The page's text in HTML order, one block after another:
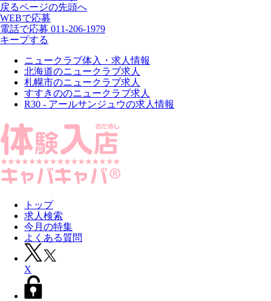
戻るページの先頭へ
WEBで応募
電話で応募 011-206-1979
キープする
ニュークラブ体入・求人情報
北海道のニュークラブ求人
札幌市のニュークラブ求人
すすきののニュークラブ求人
R30 - アールサンジュウの求人情報
トップ
求人検索
今月の特集
よくある質問
X